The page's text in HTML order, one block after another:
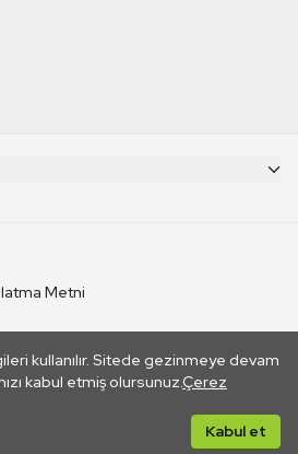
kullanılır. Sitede gezinmeye devam
kabul etmiş olursunuz.Çerez
Kabul et
Metni
TRT. Bağlantı yoluyla gidilen dış